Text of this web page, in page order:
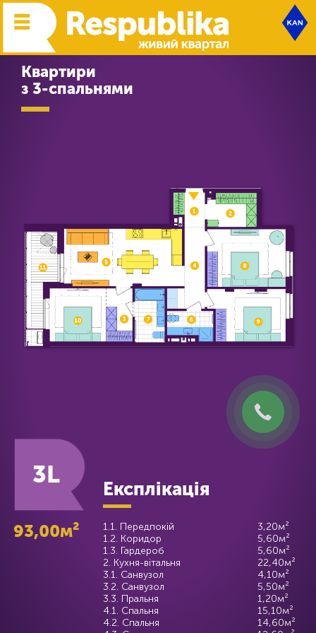
Квартири
з 3-спальнями
3L
Експлікація
93,00м² 1.1. Передпокій
3,20м²
1.2. Коридор
5,60м²
1.3. Гардероб
5,60м²
2. Кухня-вітальня
22,40м²
3.1. Санвузол
4,10м²
3.2. Санвузол
5,50м²
3.3. Пральня
1,20м²
4.1. Спальня
15,10м²
4.2. Спальня
14,60м²